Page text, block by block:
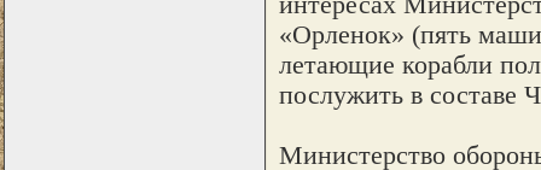
«Орленок» (пять
летающие корабли
послужить в составе
Министерство